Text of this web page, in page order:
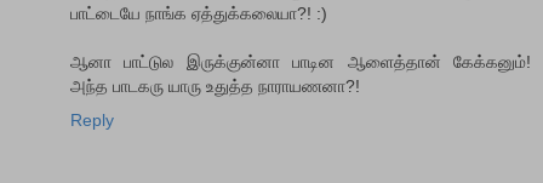
பாட்டையே நாங்க ஏத்துக்கலையா?! :)
ஆனா பாட்டுல இருக்குன்னா பாடின ஆளைத்தான் கேக்கனும்!
அந்த பாடகரு யாரு உதுத்த நாராயணனா?!
Reply